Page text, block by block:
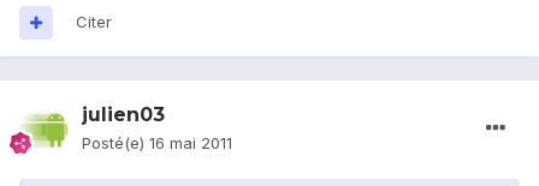
Citer
julien03
Posté(e) 16 mai 2011